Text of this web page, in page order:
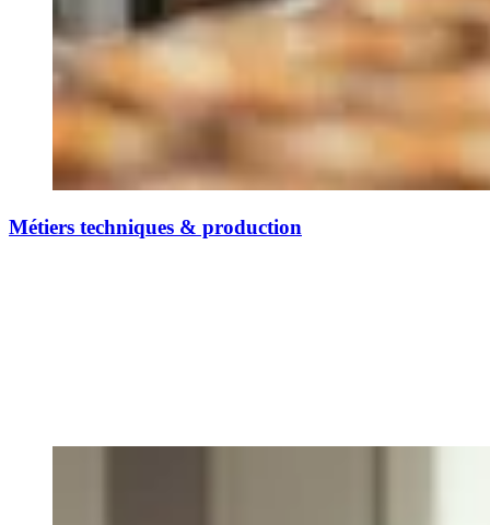
Métiers techniques & production